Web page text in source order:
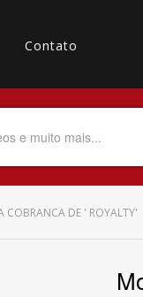
Contato
Até
COBRANCA DE ' ROYALTY'